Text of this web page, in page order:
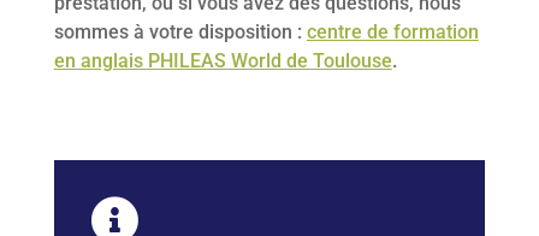
sommes à votre disposition : centre de formation
en anglais PHILEAS World de Toulouse.
